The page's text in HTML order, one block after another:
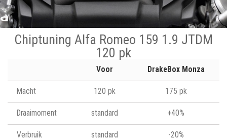
Chiptuning Alfa Romeo 159 1.9 JTDM
120 pk
Voor DrakeBox Monza
Macht 120 pk 175 pk
Draaimoment standard +40%
Verbruik standard -20%